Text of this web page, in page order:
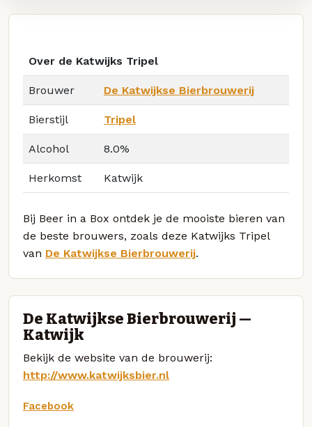
Over de Katwijks Tripel
Brouwer De Katwijkse Bierbrouwerij
Bierstijl Tripel
Alcohol 8.0%
Herkomst Katwijk
Bij Beer in a Box ontdek je de mooiste bieren van
de beste brouwers, zoals deze Katwijks Tripel
van De Katwijkse Bierbrouwerij.
De Katwijkse Bierbrouwerij —
Katwijk
Bekijk de website van de brouwerij:
http://www.katwijksbier.nl
Facebook